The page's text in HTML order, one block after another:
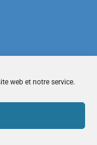
web et notre service.
|Contactez-nous